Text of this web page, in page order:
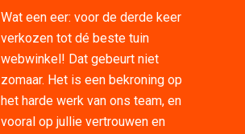
Wat een eer: voor de derde keer
verkozen tot dé beste tuin
webwinkel! Dat gebeurt niet
zomaar. Het is een bekroning op
het harde werk van ons team, en
vooral op jullie vertrouwen en